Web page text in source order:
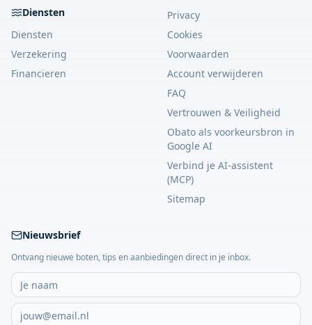
Diensten
Diensten
Verzekering
Financieren
Privacy
Cookies
Voorwaarden
Account verwijderen
FAQ
Vertrouwen & Veiligheid
Obato als voorkeursbron in
Google AI
Verbind je AI-assistent
(MCP)
Sitemap
Nieuwsbrief
Ontvang nieuwe boten, tips en aanbiedingen direct in je inbox.